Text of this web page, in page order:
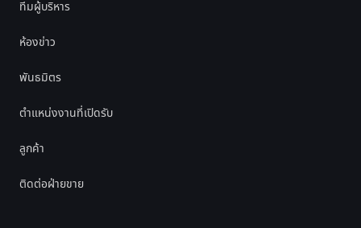
ทีมผู้บริหาร
ห้องข่าว
พันธมิตร
ตำแหน่งงานที่เปิดรับ
ลูกค้า
ติดต่อฝ่ายขาย